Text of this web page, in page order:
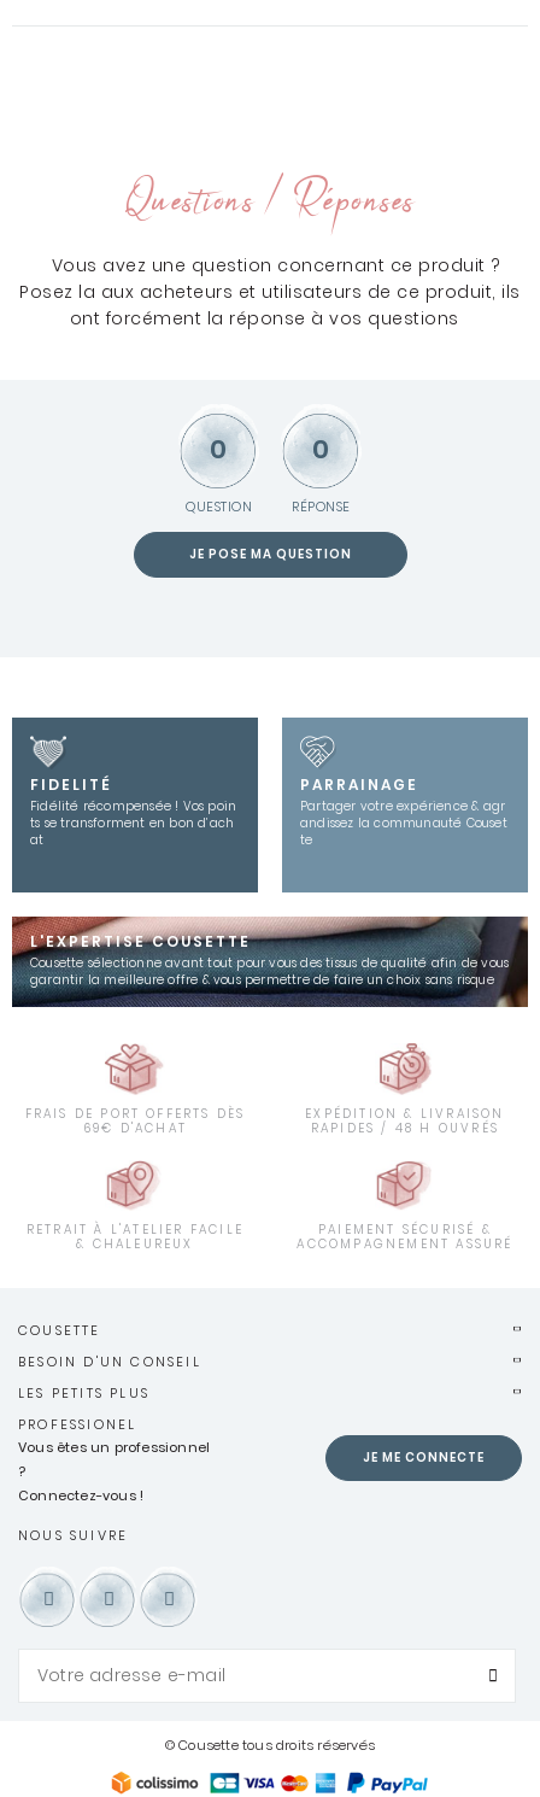
Questions / Réponses
Vous avez une question concernant ce produit ?
Posez la aux acheteurs et utilisateurs de ce produit, ils
ont forcément la réponse à vos questions
0
QUESTION
0
RÉPONSE
JE POSE MA QUESTION
FIDELITÉ
Fidélité récompensée ! Vos poin
ts se transforment en bon d’ach
at
PARRAINAGE
Partager votre expérience & agr
andissez la communauté Couset
te
L'EXPERTISE COUSETTE
Cousette sélectionne avant tout pour vous des tissus de qualité afin de vous
garantir la meilleure offre & vous permettre de faire un choix sans risque
FRAIS DE PORT OFFERTS DÈS
69€ D'ACHAT
EXPÉDITION & LIVRAISON
RAPIDES / 48 H OUVRÉS
RETRAIT À L'ATELIER FACILE
& CHALEUREUX
PAIEMENT SÉCURISÉ &
ACCOMPAGNEMENT ASSURÉ
COUSETTE
BESOIN D'UN CONSEIL
LES PETITS PLUS
PROFESSIONEL
Vous êtes un professionnel
?
Connectez-vous !
JE ME CONNECTE
NOUS SUIVRE
© Cousette tous droits réservés